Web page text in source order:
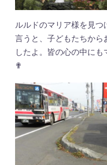
ルルドのマリア様を見つ
言うと、子どもたちから
したよ。皆の心の中に
✟